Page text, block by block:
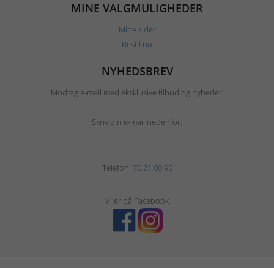
MINE VALGMULIGHEDER
Mine sider
Bestil nu
NYHEDSBREV
Modtag e-mail med eksklusive tilbud og nyheder.
Skriv din e-mail nedenfor.
Telefon: 70 21 00 95
Vi er på Facebook